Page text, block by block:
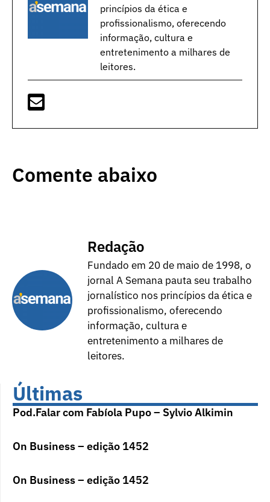
princípios da ética e
profissionalismo, oferecendo
informação, cultura e
entretenimento a milhares de
leitores.
Comente abaixo
Redação
Fundado em 20 de maio de 1998, o
jornal A Semana pauta seu trabalho
jornalístico nos princípios da ética e
profissionalismo, oferecendo
informação, cultura e
entretenimento a milhares de
leitores.
Últimas
Pod.Falar com Fabíola Pupo – Sylvio Alkimin
On Business – edição 1452
On Business – edição 1452